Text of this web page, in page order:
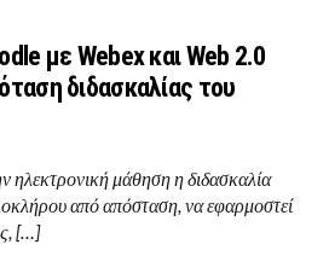
με Webex και Web 2.0
διδασκαλίας του
ηλεκτρονική μάθηση η διδασκαλία
από απόσταση, να εφαρμοστεί
[…]